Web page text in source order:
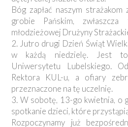
Bóg zapłać naszym
grobie Pańskim, zwłaszcza
młodzieżowej Drużyny
2. Jutro drugi Dzień Świąt
w każdą niedzielę. Jest
Uniwersytetu Lubelskiego.
Rektora KUL-u, a ofiary
przeznaczone na tę uczelnię.
3. W sobotę, 13-go kwietnia, o
spotkanie dzieci, które
Rozpoczynamy już